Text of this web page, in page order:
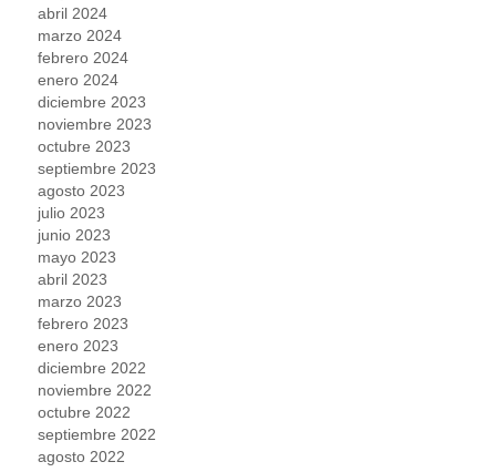
abril 2024
marzo 2024
febrero 2024
enero 2024
diciembre 2023
noviembre 2023
octubre 2023
septiembre 2023
agosto 2023
julio 2023
junio 2023
mayo 2023
abril 2023
marzo 2023
febrero 2023
enero 2023
diciembre 2022
noviembre 2022
octubre 2022
septiembre 2022
agosto 2022